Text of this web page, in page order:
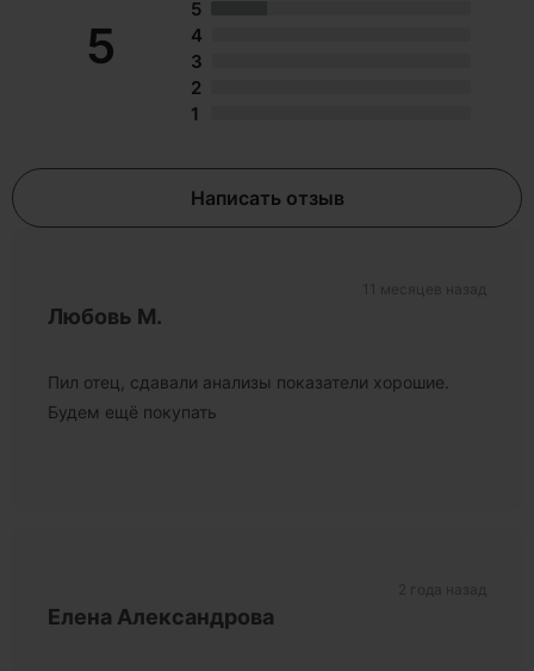
5
5
4
3
2
1
Написать отзыв
Любовь М.
Пил отец, сдавали анализы показатели хорошие.
Будем ещё покупать
Елена Александрова